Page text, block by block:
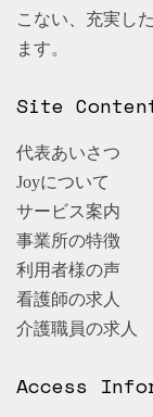
こない、充実し
ます。
Site
代表あいさつ
Joyについて
サービス案内
事業所の特徴
利用者様の声
看護師の求人
介護職員の求人
Access